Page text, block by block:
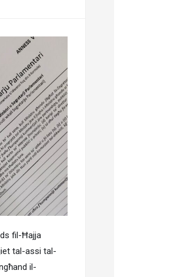
fil-Ħajja
tal-assi tal-
il-